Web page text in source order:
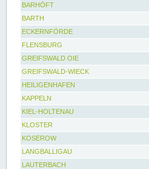
BARHÖFT
BARTH
ECKERNFÖRDE
FLENSBURG
GREIFSWALD OIE
GREIFSWALD-WIECK
HEILIGENHAFEN
KAPPELN
KIEL-HOLTENAU
KLOSTER
KOSEROW
LANGBALLIGAU
LAUTERBACH